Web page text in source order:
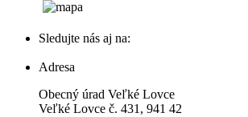
Sledujte nás aj na:
Adresa
Obecný úrad Veľké Lovce
Veľké Lovce č. 431, 941 42